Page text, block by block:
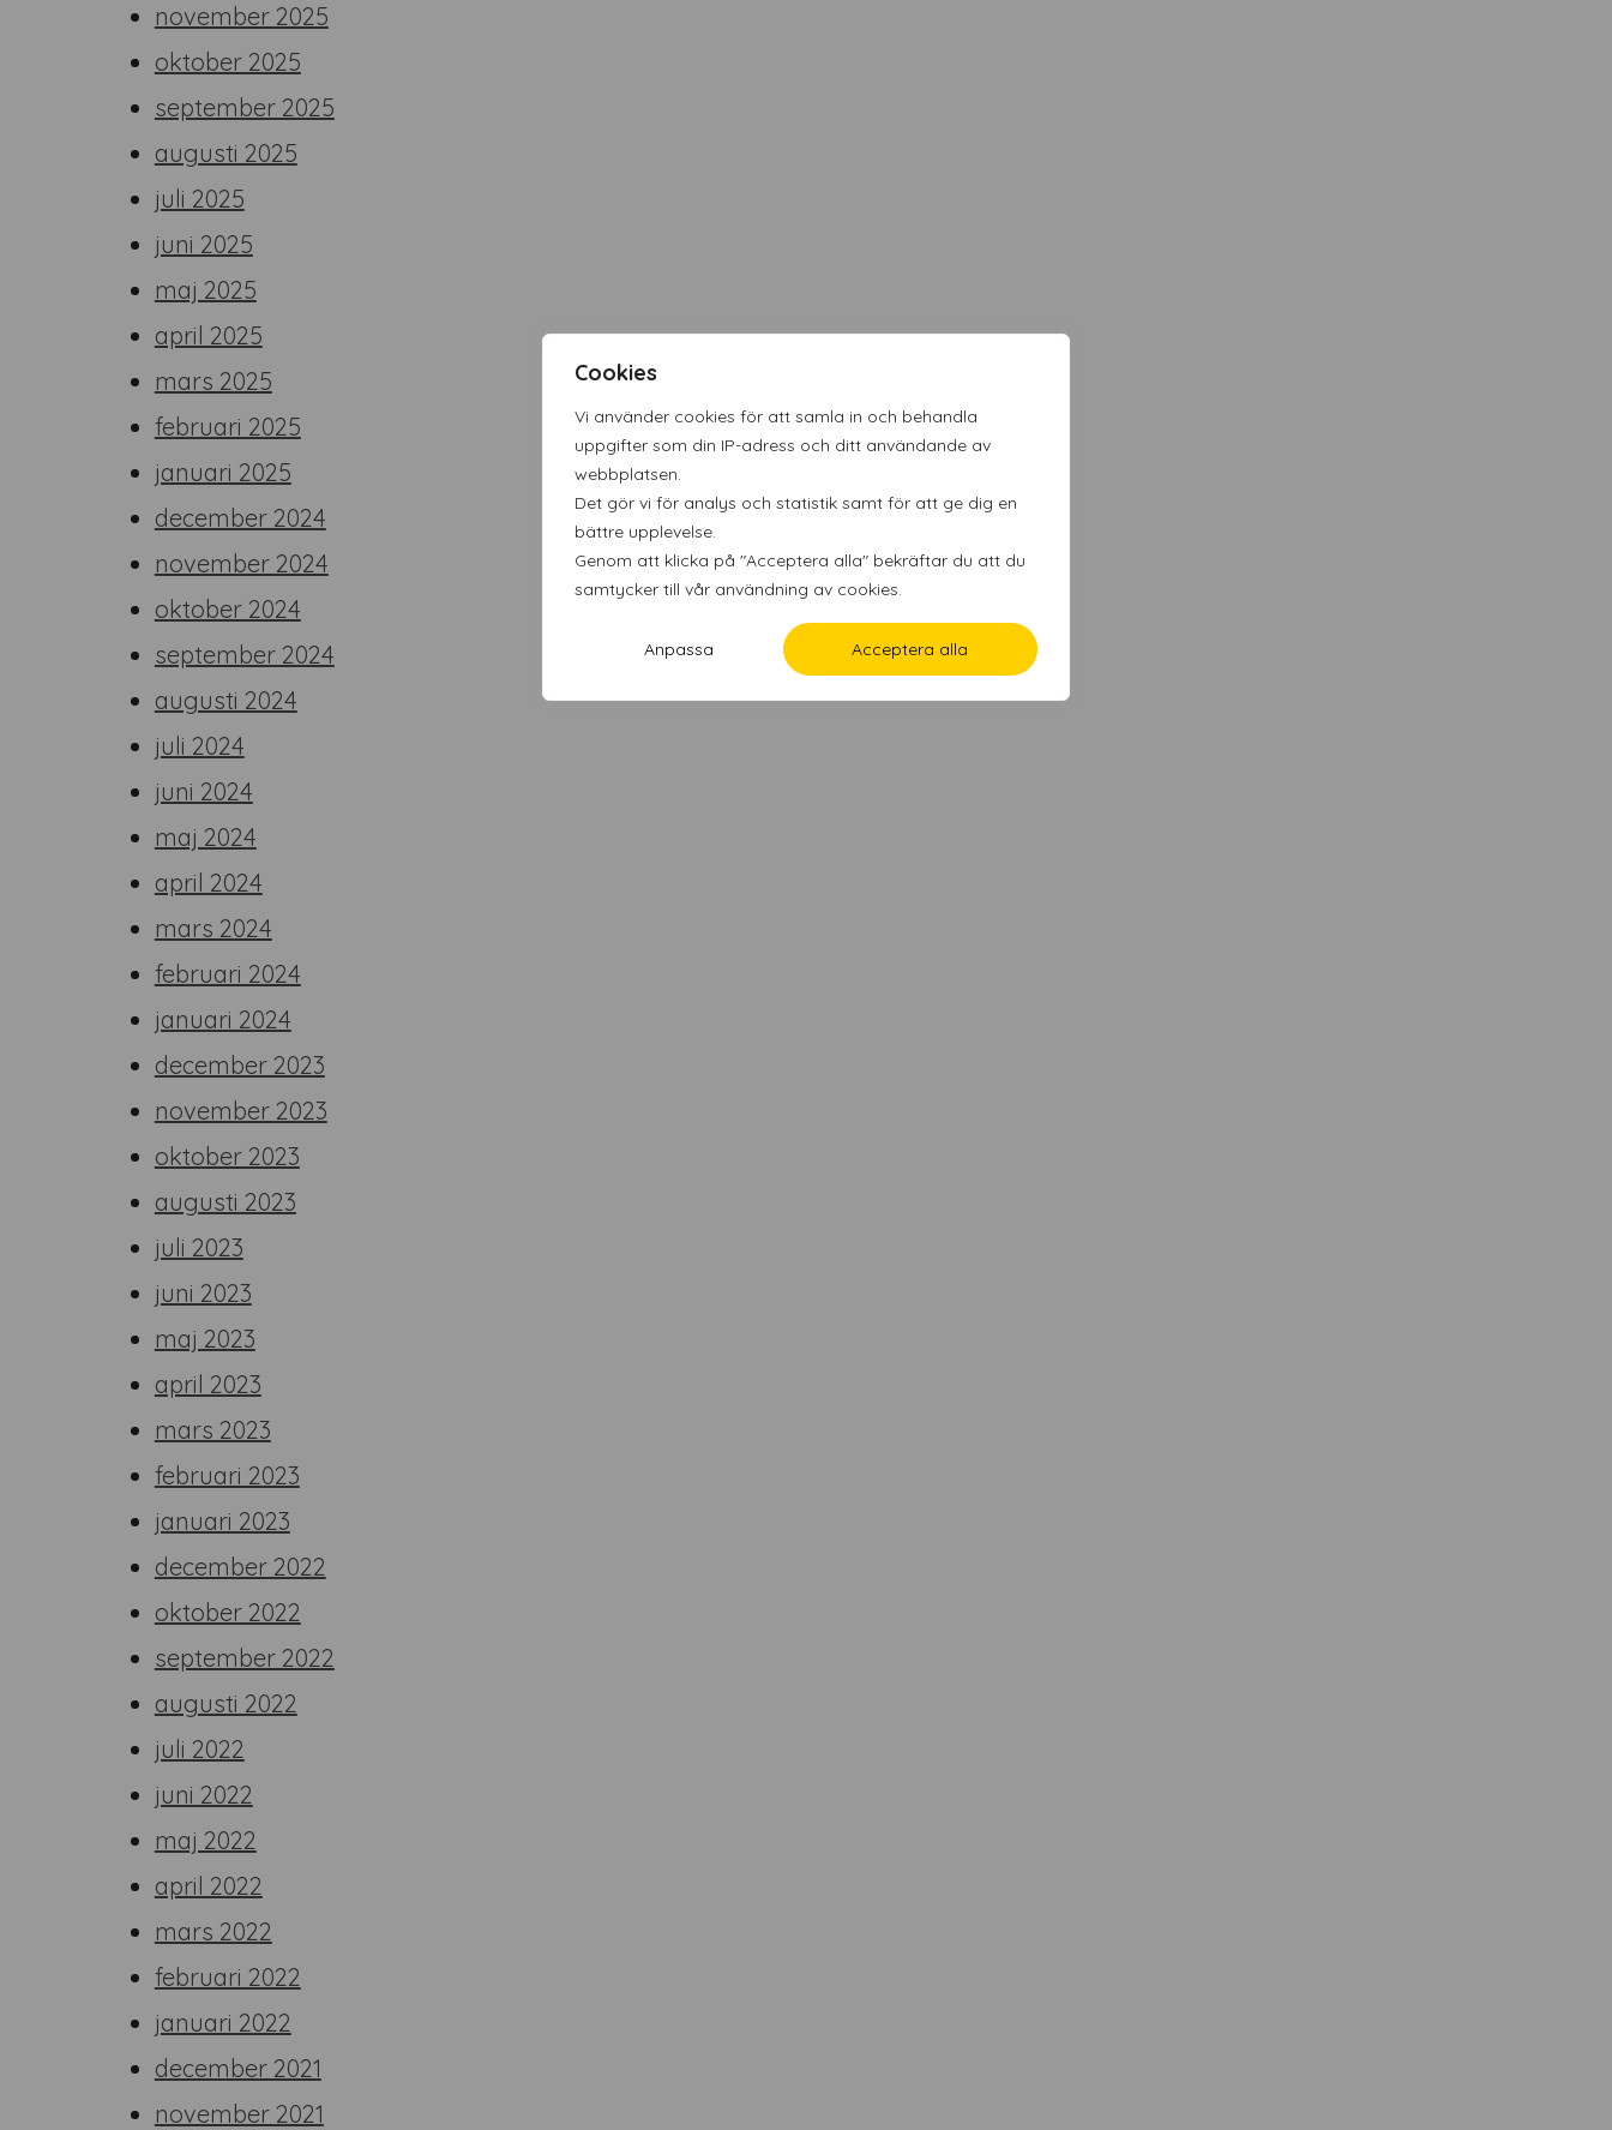
Cookies
Vi använder cookies för att samla in och behandla
uppgifter som din IP-adress och ditt användande av
webbplatsen.
Det gör vi för analys och statistik samt för att ge dig en
bättre upplevelse.
Genom att klicka på "Acceptera alla" bekräftar du att du
samtycker till vår användning av cookies.
Anpassa Acceptera alla
november 2025
oktober 2025
september 2025
augusti 2025
juli 2025
juni 2025
maj 2025
april 2025
mars 2025
februari 2025
januari 2025
december 2024
november 2024
oktober 2024
september 2024
augusti 2024
juli 2024
juni 2024
maj 2024
april 2024
mars 2024
februari 2024
januari 2024
december 2023
november 2023
oktober 2023
augusti 2023
juli 2023
juni 2023
maj 2023
april 2023
mars 2023
februari 2023
januari 2023
december 2022
oktober 2022
september 2022
augusti 2022
juli 2022
juni 2022
maj 2022
april 2022
mars 2022
februari 2022
januari 2022
december 2021
november 2021